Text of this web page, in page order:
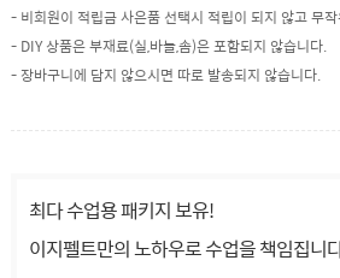
- 비회원이 적립금 사은품 선택시 적립이 되지 않고 무
- DIY 상품은 부재료(실,바늘,솜)은 포함되지 않습니다.
- 장바구니에 담지 않으시면 따로 발송되지 않습니다.
최다 수업용 패키지 보유!
이지펠트만의 노하우로 수업을 책임집니